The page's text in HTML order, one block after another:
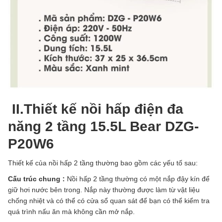
II.Thiết kế nồi hấp điện đa
năng 2 tầng 15.5L Bear DZG-
P20W6
Thiết kế của nồi hấp 2 tầng thường bao gồm các yếu tố sau:
Cấu trúc chung : Nồi hấp 2 tầng thường có một nắp đậy kín để
giữ hơi nước bên trong. Nắp này thường được làm từ vật liệu
chống nhiệt và có thể có cửa sổ quan sát để bạn có thể kiểm tra
quá trình nấu ăn mà không cần mở nắp.